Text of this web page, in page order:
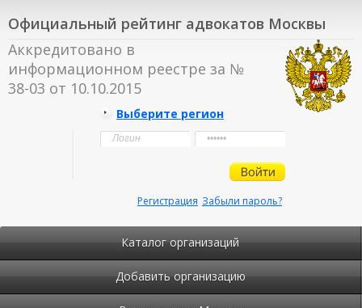
Официальный рейтинг адвокатов Москвы
Аккредитовано в
информационном реестре за №
38-03 от 10.10.2015
Выберите регион
Забыли пароль?
Регистрация
Каталог организаций
Добавить организацию